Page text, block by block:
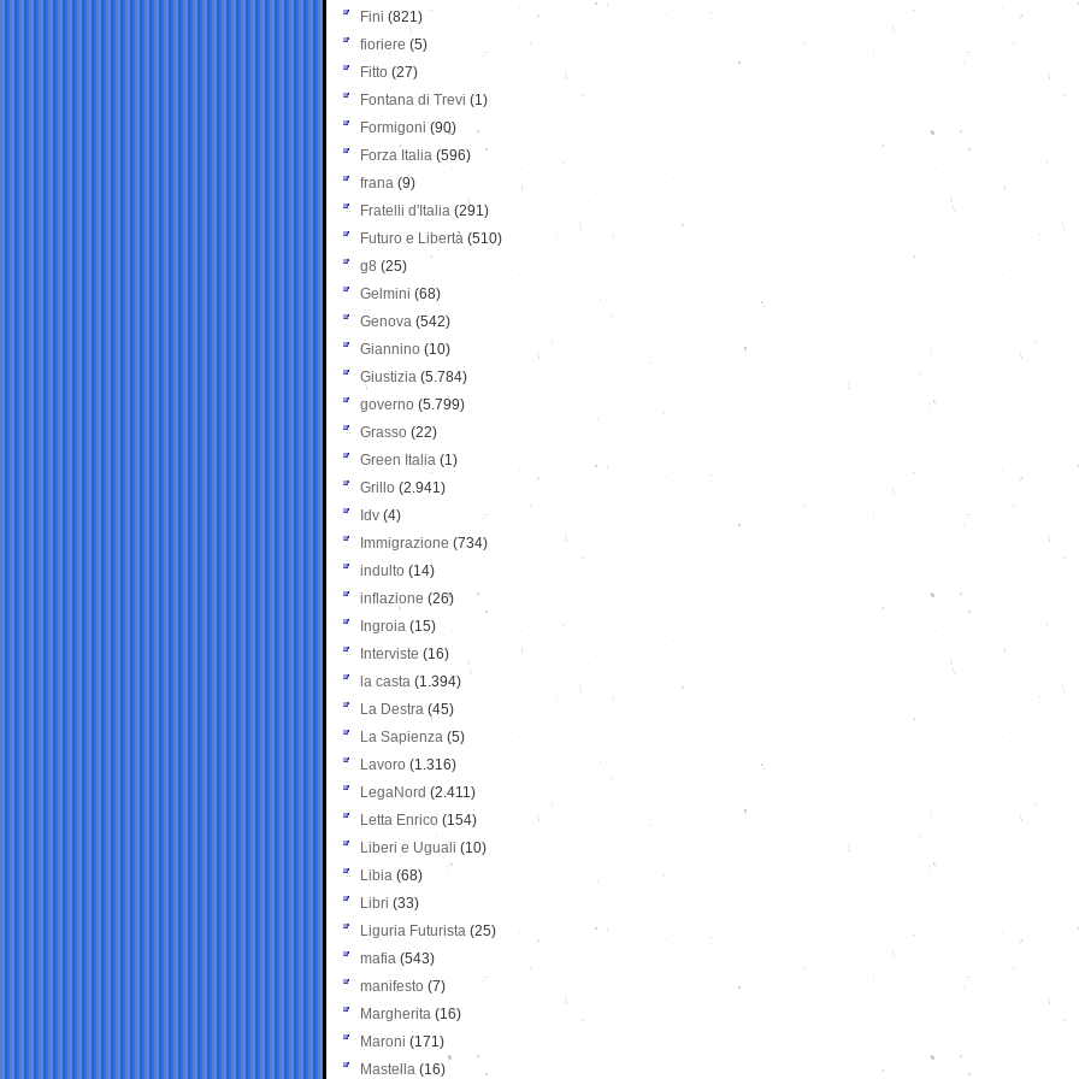
Fini (821)
fioriere (5)
Fitto (27)
Fontana di Trevi (1)
Formigoni (90)
Forza Italia (596)
frana (9)
Fratelli d'Italia (291)
Futuro e Libertà (510)
g8 (25)
Gelmini (68)
Genova (542)
Giannino (10)
Giustizia (5.784)
governo (5.799)
Grasso (22)
Green Italia (1)
Grillo (2.941)
Idv (4)
Immigrazione (734)
indulto (14)
inflazione (26)
Ingroia (15)
Interviste (16)
la casta (1.394)
La Destra (45)
La Sapienza (5)
Lavoro (1.316)
LegaNord (2.411)
Letta Enrico (154)
Liberi e Uguali (10)
Libia (68)
Libri (33)
Liguria Futurista (25)
mafia (543)
manifesto (7)
Margherita (16)
Maroni (171)
Mastella (16)